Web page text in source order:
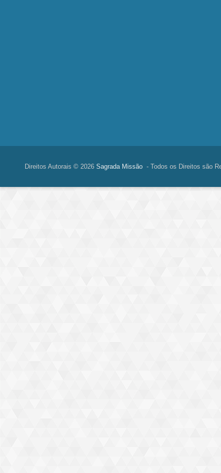
Direitos Autorais © 2026 Sagrada Missão - Todos os Direitos são